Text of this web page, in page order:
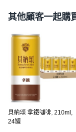
其他顧客一起購
貝納頌 拿鐵咖啡, 210ml,
24罐